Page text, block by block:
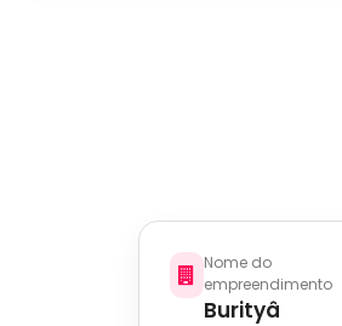
Nome do
empreendimento
Burityâ